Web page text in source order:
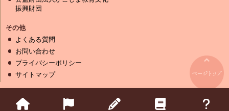
振興財団
その他
よくある質問
お問い合わせ
プライバシーポリシー
サイトマップ
Copyright (C) Kagoshima Modern Literature Museum Kagoshima